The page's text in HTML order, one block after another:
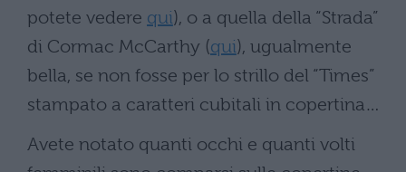
potete vedere qui), o a quella della “Strada”
di Cormac McCarthy (qui), ugualmente
bella, se non fosse per lo strillo del “Times”
stampato a caratteri cubitali in copertina…
Avete notato quanti occhi e quanti volti